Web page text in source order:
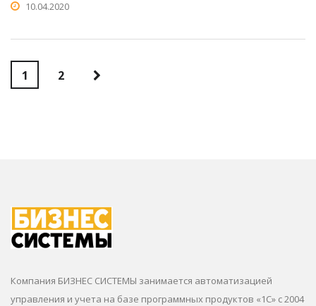
10.04.2020
1 2
Компания БИЗНЕС СИСТЕМЫ занимается автоматизацией
управления и учета на базе программных продуктов «1С» с 2004